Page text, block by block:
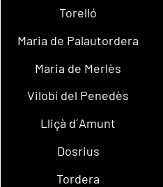
Torelló
Maria de Palautordera
Maria de Merlès
Vilobí del Penedès
Lliçà d´Amunt
Dosrius
Tordera